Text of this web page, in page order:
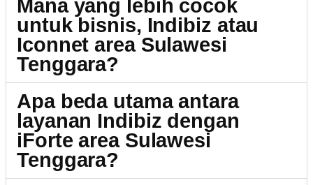
Mana yang lebih cocok
untuk bisnis, Indibiz atau
Iconnet area Sulawesi
Tenggara?
Apa beda utama antara
layanan Indibiz dengan
iForte area Sulawesi
Tenggara?